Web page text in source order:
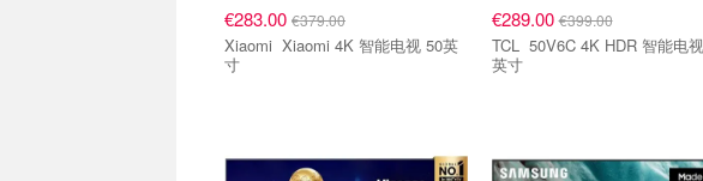
€283.00 €379.00
Xiaomi Xiaomi 4K 智能电视 50英
寸
€289.00€399.00
TCL 50V6C 4K HDR 智能电视 50
英寸